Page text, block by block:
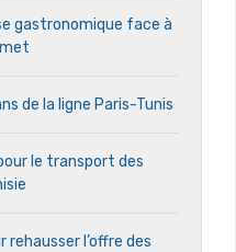
gastronomique face à
de la ligne Paris-Tunis
le transport des
rehausser l’offre des